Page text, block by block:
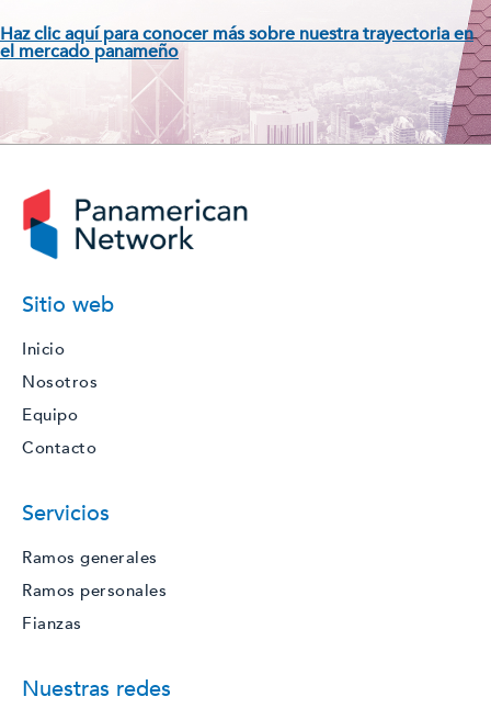
Haz clic aquí para conocer más sobre nuestra trayectoria en
el mercado panameño
Sitio web
Inicio
Nosotros
Equipo
Contacto
Servicios
Ramos generales
Ramos personales
Fianzas
Nuestras redes